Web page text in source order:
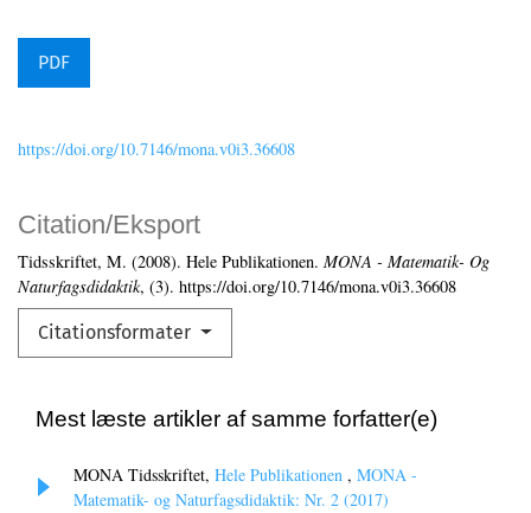
PDF
Citation/Eksport
Tidsskriftet, M. (2008). Hele Publikationen. MONA - Matematik- Og
Naturfagsdidaktik, (3). https://doi.org/10.7146/mona.v0i3.36608
Citationsformater
https://doi.org/10.7146/mona.v0i3.36608
Mest læste artikler af samme forfatter(e)
MONA Tidsskriftet, Hele Publikationen , MONA -
Matematik- og Naturfagsdidaktik: Nr. 2 (2017)